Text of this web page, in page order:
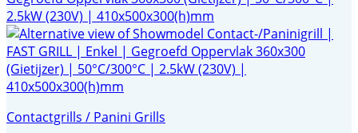
Contactgrills / Panini Grills